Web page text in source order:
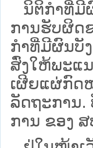
ນິ​ຕິ​ກຳ​ທີ່​ມີ​
ການ​ຮັບ​ຜິດ​
ກໍາທີ່ມີຜົນບັ
ສົ່ງໃຫ້​ພະແ
ເຜີຍແຜ່ກົດ
ລັດຖະການ.
ການ ຂອງ